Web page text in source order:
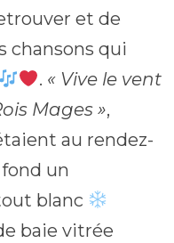
et de
chansons qui
. « Vive le vent
Mages »,
au rendez-
un
blanc
baie vitrée